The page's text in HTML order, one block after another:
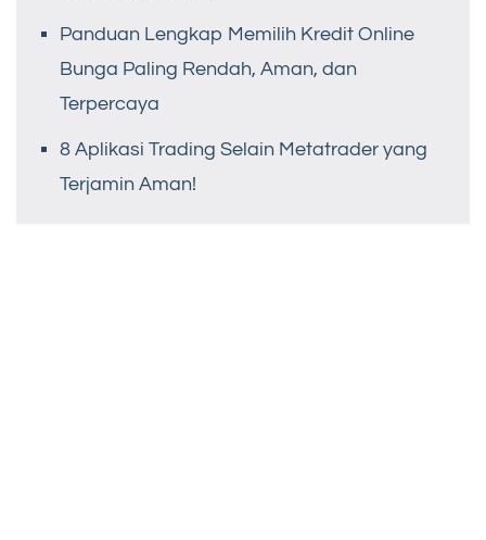
Panduan Lengkap Memilih Kredit Online
Bunga Paling Rendah, Aman, dan
Terpercaya
8 Aplikasi Trading Selain Metatrader yang
Terjamin Aman!